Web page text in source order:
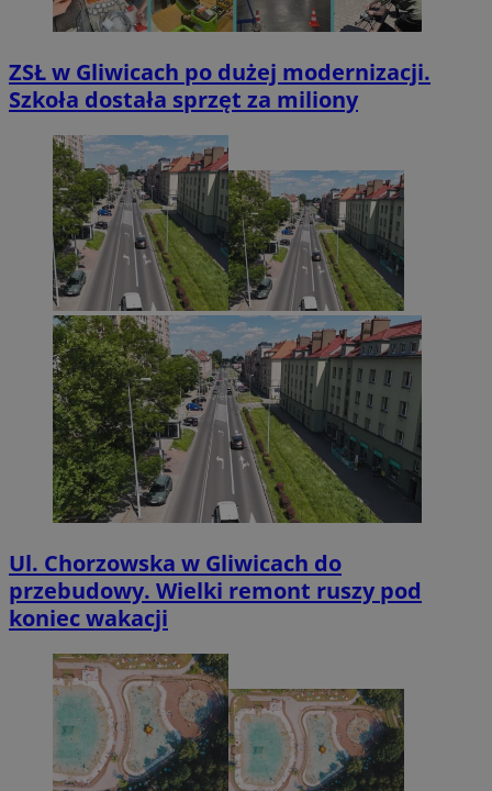
ZSŁ w Gliwicach po dużej modernizacji.
Szkoła dostała sprzęt za miliony
Ul. Chorzowska w Gliwicach do
przebudowy. Wielki remont ruszy pod
koniec wakacji